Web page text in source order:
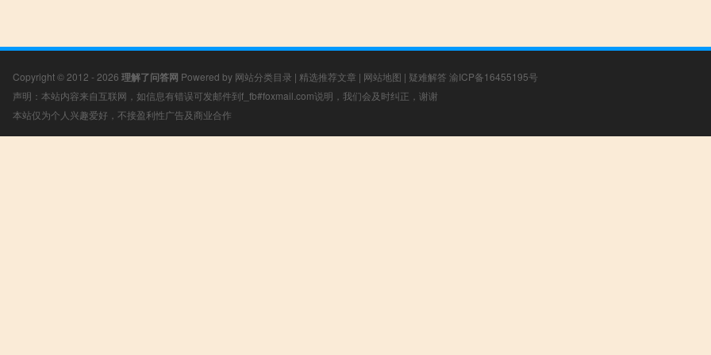
Copyright © 2012 - 2026 理解了问答网 Powered by 网站分类目录 | 精选推荐文章 | 网站地图 | 疑难解答 渝ICP备16455195号
声明：本站内容来自互联网，如信息有错误可发邮件到f_fb#foxmail.com说明，我们会及时纠正，谢谢
本站仅为个人兴趣爱好，不接盈利性广告及商业合作